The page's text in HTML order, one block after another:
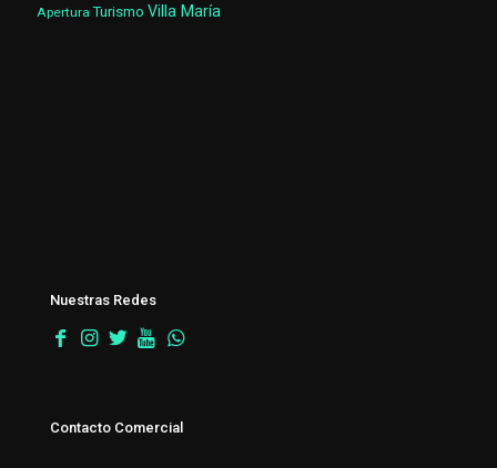
Apertura Turismo Villa María
Nuestras Redes
Contacto Comercial